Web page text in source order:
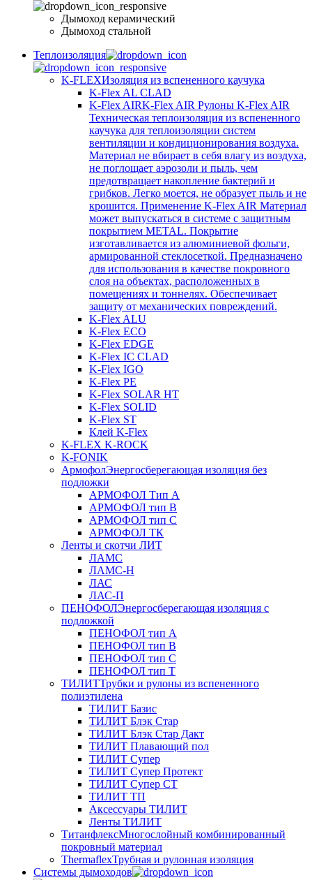
Дымоход керамический
Дымоход стальной
Теплоизоляция
K-FLEXИзоляция из вспененного каучука
K-Flex AL CLAD
K-Flex AIRK-Flex AIR Рулоны K-Flex AIR
Техническая теплоизоляция из вспененного
каучука для теплоизоляции систем
вентиляции и кондиционирования воздуха.
Материал не вбирает в себя влагу из воздуха,
не поглощает аэрозоли и пыль, чем
предотвращает накопление бактерий и
грибков. Легко моется, не образует пыль и не
крошится. Применение K-Flex AIR Материал
может выпускаться в системе c защитным
покрытием METAL. Покрытие
изготавливается из алюминиевой фольги,
армированной стеклосеткой. Предназначено
для использования в качестве покровного
слоя на объектах, расположенных в
помещениях и тоннелях. Обеспечивает
защиту от механических повреждений.
K-Flex ALU
K-Flex ECO
K-Flex EDGE
K-Flex IC CLAD
K-Flex IGO
K-Flex PE
K-Flex SOLAR HT
K-Flex SOLID
K-Flex ST
Клей K-Flex
K-FLEX K-ROCK
K-FONIK
АрмофолЭнергосберегающая изоляция без
подложки
АРМОФОЛ Тип А
АРМОФОЛ тип В
АРМОФОЛ тип C
АРМОФОЛ ТК
Ленты и скотчи ЛИТ
ЛАМС
ЛАМС-Н
ЛАС
ЛАС-П
ПЕНОФОЛЭнергосберегающая изоляция с
подложкой
ПЕНОФОЛ тип А
ПЕНОФОЛ тип B
ПЕНОФОЛ тип C
ПЕНОФОЛ тип T
ТИЛИТТрубки и рулоны из вспененного
полиэтилена
ТИЛИТ Базис
ТИЛИТ Блэк Стар
ТИЛИТ Блэк Стар Дакт
ТИЛИТ Плавающий пол
ТИЛИТ Супер
ТИЛИТ Супер Протект
ТИЛИТ Супер СТ
ТИЛИТ ТП
Аксессуары ТИЛИТ
Ленты ТИЛИТ
ТитанфлексМногослойный комбинированный
покровный материал
ThermaflexТрубная и рулонная изоляция
Cистемы дымоходов